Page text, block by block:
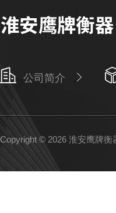
公司简介
Copyright © 2026 淮安鹰牌